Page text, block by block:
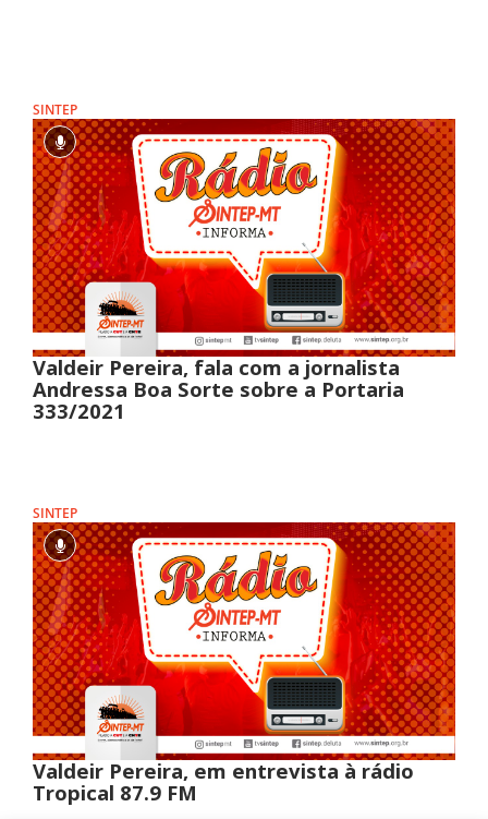
SINTEP
Valdeir Pereira, fala com a jornalista
Andressa Boa Sorte sobre a Portaria
333/2021
SINTEP
Valdeir Pereira, em entrevista à rádio
Tropical 87.9 FM